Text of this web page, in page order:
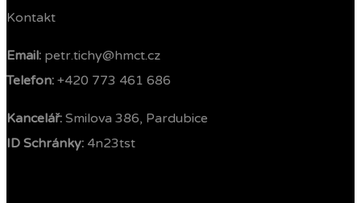
Kontakt
Email: petr.tichy@hmct.cz
Telefon: ‭ +420 773 461 686‬
Kancelář: Smilova 386, Pardubice
ID Schránky: 4n23tst